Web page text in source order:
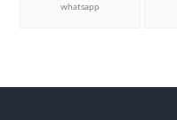
whatsapp